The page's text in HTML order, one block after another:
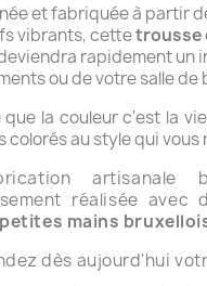
et fabriquée à partir
vibrants, cettetrousse
rapidement un
ou de votre salle de
que la couleur c'est la
colorés au style qui vous
artisanale
réalisée avec
mains
dès aujourd'hui